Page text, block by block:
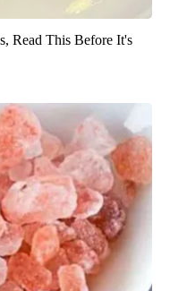
Read This Before It's